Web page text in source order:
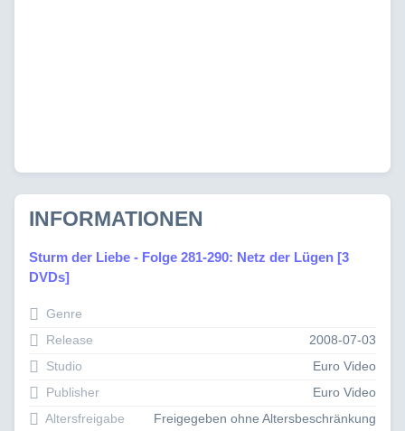
INFORMATIONEN
Sturm der Liebe - Folge 281-290: Netz der Lügen [3
DVDs]
Genre
Release
2008-07-03
Studio
Euro Video
Publisher
Euro Video
Altersfreigabe
Freigegeben ohne Altersbeschränkung